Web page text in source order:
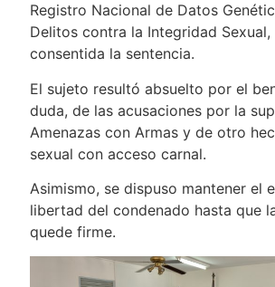
Registro Nacional de Datos
Delitos contra la Integridad
consentida la sentencia.
El sujeto resultó absuelto por el
duda, de las acusaciones por la
Amenazas con Armas y de otro
sexual con acceso carnal.
Asimismo, se dispuso mantener el
libertad del condenado hasta que
quede firme.